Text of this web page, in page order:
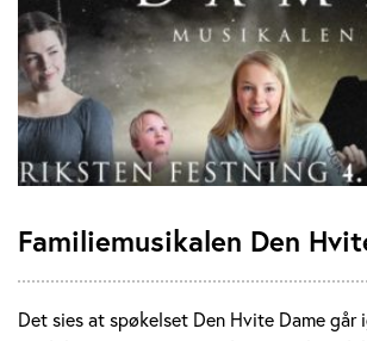
Familiemusikalen Den
Det sies at spøkelset Den Hvite Dame går